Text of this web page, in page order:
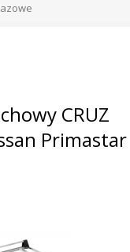
CRUZ
Primastar